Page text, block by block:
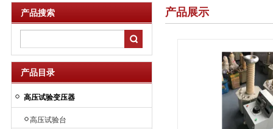
产品搜索
产品目录
高压试验变压器
高压试验台
产品展示